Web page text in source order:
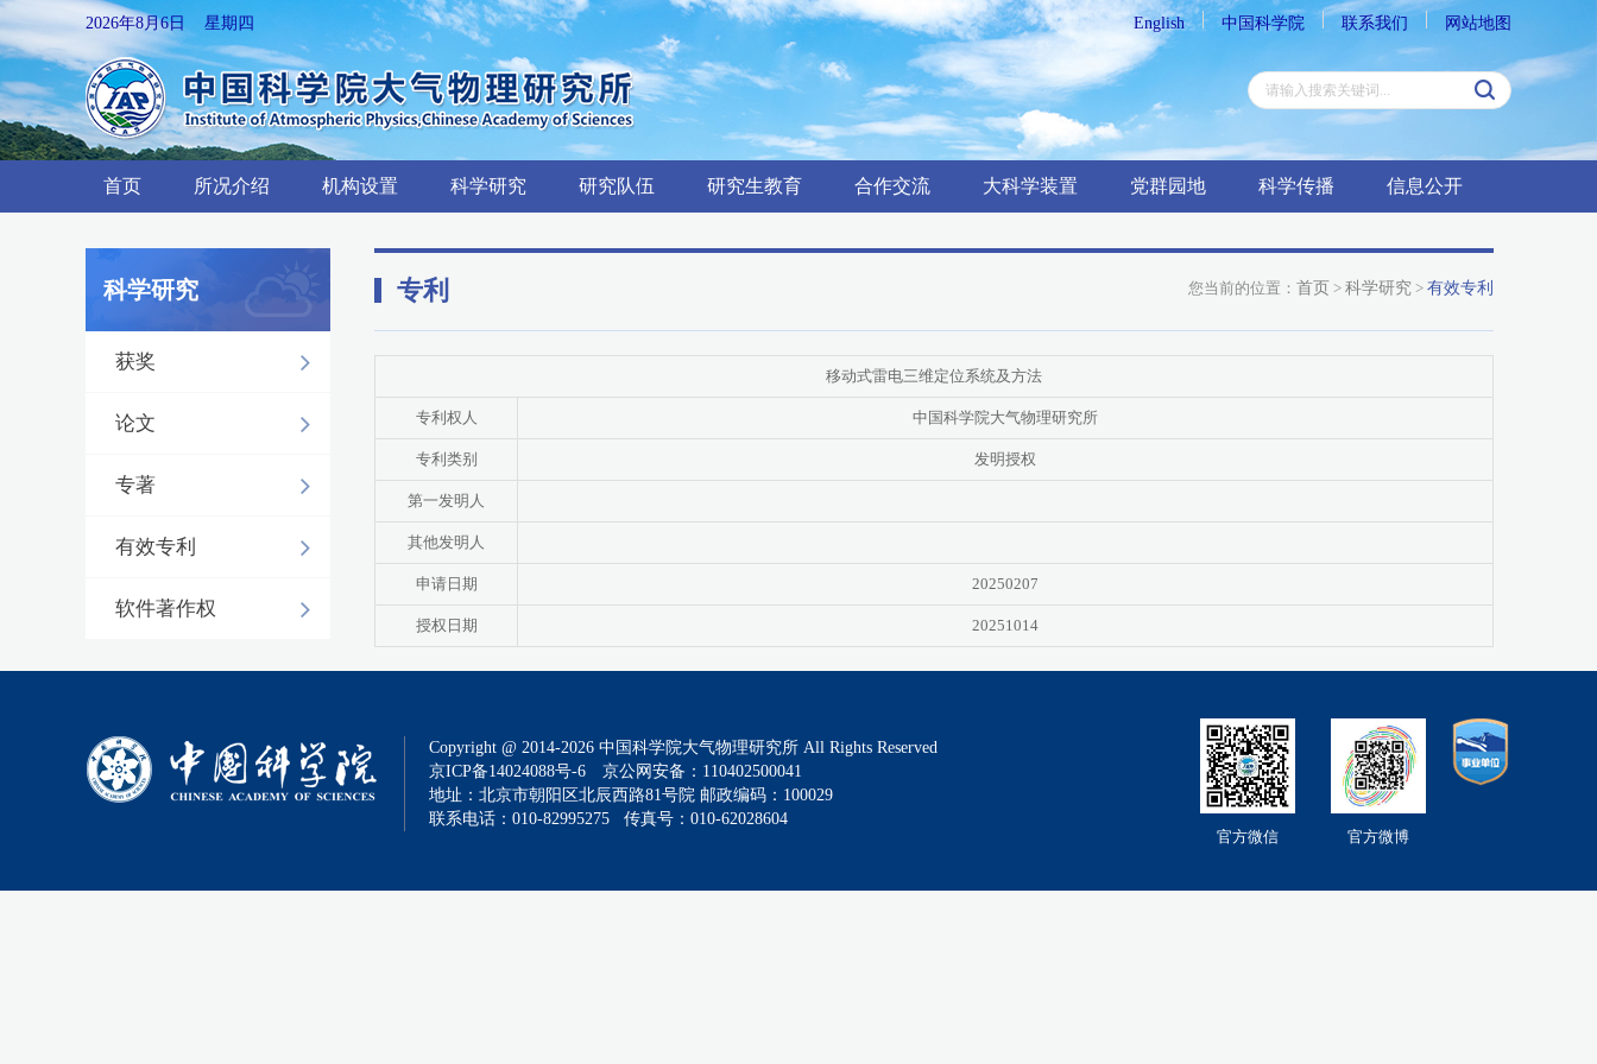
2026年8月6日 星期四 English 中国科学院 联系我们 网站地图
首页 所况介绍 机构设置 科学研究 研究队伍 研究生教育 合作交流 大科学装置 党群园地 科学传播 信息公开
科学研究
获奖
论文
专著
有效专利
软件著作权
专利 您当前的位置： 首页 > 科学研究 > 有效专利
移动式雷电三维定位系统及方法
专利权人 中国科学院大气物理研究所
专利类别 发明授权
第一发明人
其他发明人
申请日期 20250207
授权日期 20251014
官方微信 官方微博
Copyright @ 2014-2026 中国科学院大气物理研究所 All Rights Reserved
京ICP备14024088号-6
京公网安备：110402500041
地址：北京市朝阳区北辰西路81号院 邮政编码：100029
联系电话：010-82995275 传真号：010-62028604